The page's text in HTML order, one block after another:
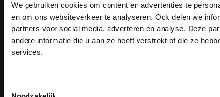
We gebruiken cookies om content en advertenties te
en om ons websiteverkeer te analyseren. Ook delen we
partners voor social media, adverteren en analyse. Deze
andere informatie die u aan ze heeft verstrekt of die ze
services.
Email
Inschrijven
TEACO VOF
ONTVANG
KORTING OP
PAK